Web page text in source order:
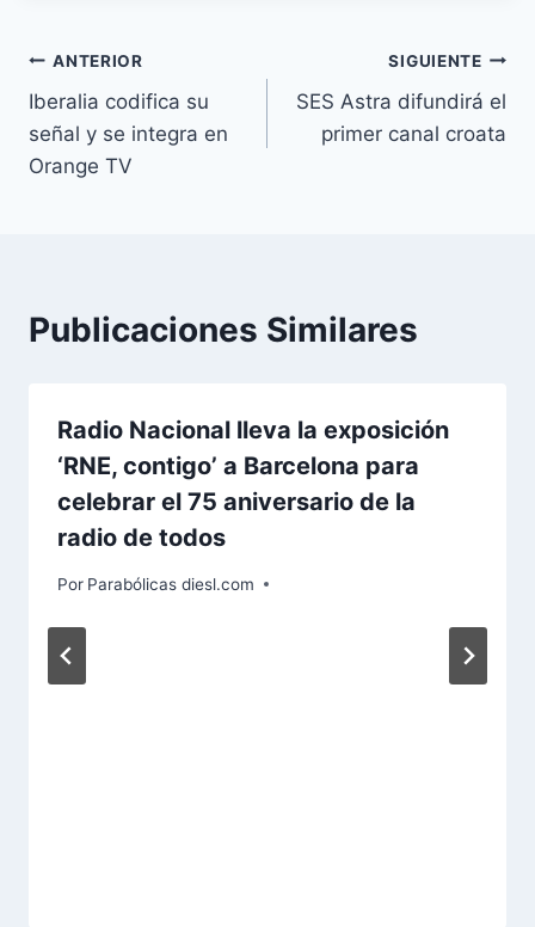
Navegación
de
entradas
ANTERIOR
Iberalia codifica su
señal y se integra en
Orange TV
SIGUIENTE
SES Astra difundirá el
primer canal croata
Publicaciones Similares
Radio Nacional lleva la exposición
‘RNE, contigo’ a Barcelona para
celebrar el 75 aniversario de la
radio de todos
Por Parabólicas diesl.com